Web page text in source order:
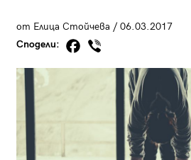
от Елица Стойчева / 06.03.2017
Сподели: